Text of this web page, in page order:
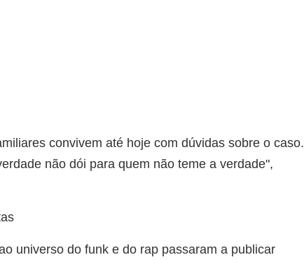
convivem até hoje com dúvidas sobre o caso.
não dói para quem não teme a verdade",
universo do funk e do rap passaram a publicar